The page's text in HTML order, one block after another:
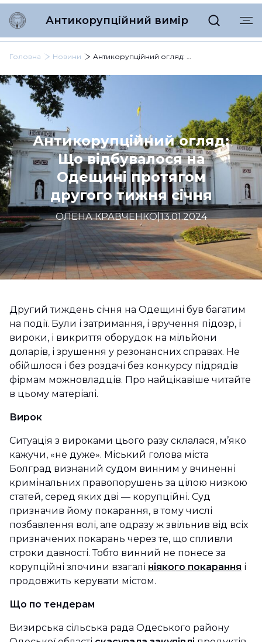
Антикорупційний вимір
Головна Новини Антикорупційний огляд: Що відбувалося на Одещині протягом другого тижня січня
Антикорупційний огляд:
Що відбувалося на
Одещині протягом
другого тижня січня
ОЛЕНА КРАВЧЕНКО|13.01.2024
Другий тиждень січня на Одещині був багатим
на події. Були і затримання, і вручення підозр, і
вироки, і викриття оборудок на мільйони
доларів, і зрушення у резонансних справах. Не
обійшлося і без роздачі без конкурсу підрядів
фірмам можновладців. Про найцікавіше читайте
в цьому матеріалі.
Вирок
Ситуація з вироками цього разу склалася, м’яко
кажучи, «не дуже». Міський голова міста
Болград визнаний судом винним у вчиненні
кримінальних правопорушень за цілою низкою
статей, серед яких дві — корупційні. Суд
призначив йому покарання, в тому числі
позбавлення волі, але одразу ж звільнив від всіх
призначених покарань через те, що спливли
строки давності. Тобто винний не понесе за
корупційні злочини взагалі ніякого покарання і
продовжить керувати містом.
Що по тендерам
Визирська сільська рада Одеського району